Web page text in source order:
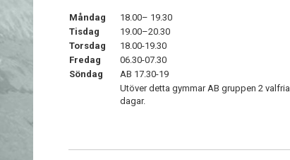
Måndag 18.00– 19.30
Tisdag
19.00–20.30
Torsdag
18.00-19.30
Fredag
06.30-07.30
Söndag
AB 17.30-19
Utöver detta gymmar AB gruppen 2 valfria
dagar.